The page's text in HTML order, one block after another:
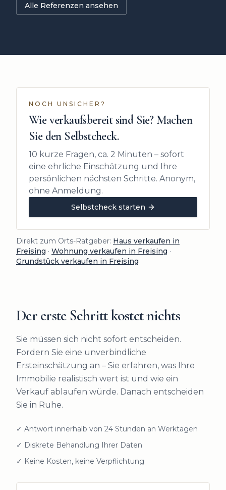
Alle Referenzen ansehen
NOCH UNSICHER?
Wie verkaufsbereit sind Sie? Machen
Sie den Selbstcheck.
10 kurze Fragen, ca. 2 Minuten – sofort
eine ehrliche Einschätzung und Ihre
persönlichen nächsten Schritte. Anonym,
ohne Anmeldung.
Selbstcheck starten
Direkt zum Orts-Ratgeber: Haus verkaufen in
Freising · Wohnung verkaufen in Freising ·
Grundstück verkaufen in Freising
Der erste Schritt kostet nichts
Sie müssen sich nicht sofort entscheiden.
Fordern Sie eine unverbindliche
Ersteinschätzung an – Sie erfahren, was Ihre
Immobilie realistisch wert ist und wie ein
Verkauf ablaufen würde. Danach entscheiden
Sie in Ruhe.
✓ Antwort innerhalb von 24 Stunden an Werktagen
✓ Diskrete Behandlung Ihrer Daten
✓ Keine Kosten, keine Verpflichtung